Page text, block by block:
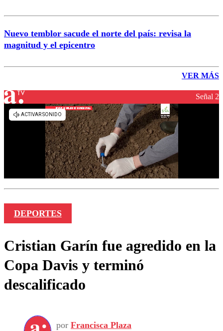
Nuevo temblor sacude el norte del país: revisa la
magnitud y el epicentro
VER MÁS
Señal 2
DEPORTES
Cristian Garín fue agredido en la
Copa Davis y terminó
descalificado
por Francisca Plaza